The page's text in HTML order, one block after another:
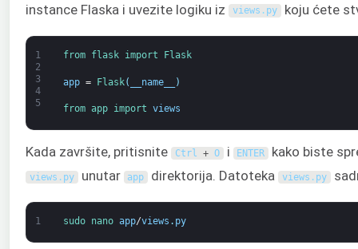
instance Flaska i uvezite logiku iz
views . py koju ćete
1
2
3
4
5
from flask import Flask
app = Flask( __name__ )
from app import views
Kada završite, pritisnite Ctrl + O i ENTER kako biste
views . py unutar app direktorija. Datoteka views . py
1 sudo nano app/views . py